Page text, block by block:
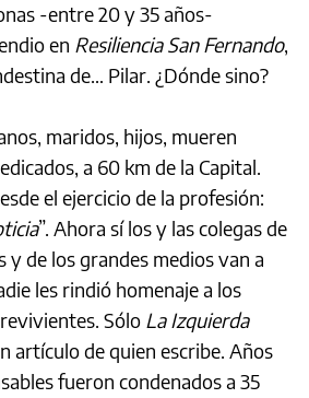
-entre 20 y 35 años-
en Resiliencia San Fernando,
de… Pilar. ¿Dónde sino?
maridos, hijos, mueren
a 60 km de la Capital.
el ejercicio de la profesión:
”. Ahora sí los y las colegas de
de los grandes medios van a
les rindió homenaje a los
Sólo La Izquierda
artículo de quien escribe. Años
fueron condenados a 35